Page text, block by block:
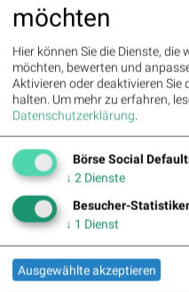
wikifolio whispers a.m.
... social.com/launch/aktie/
BaRaInvest (ZUHE2020): ...
social.com/launch/aktie/
(ZUHE2020 ...
Tesla und General Motors
Mobility – kommentierter
... Motor Corp. -1,7% , Honda
, Sixt -9,7% , ... robuste
schrumpfendes ...
29.11.2025
Fear of missing out bei
möchten
Hier können Sie die Dienste,
möchten, bewerten und
Aktivieren oder deaktivieren Sie
halten. Um mehr zu erfahren,
Datenschutzerklärung.
Börse Social
↓ 2 Dienste
Besucher-
↓ 1 Dienst
Ausgewählte akzeptieren